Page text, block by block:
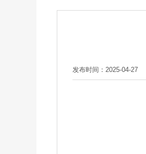
发布时间：2025-04-27